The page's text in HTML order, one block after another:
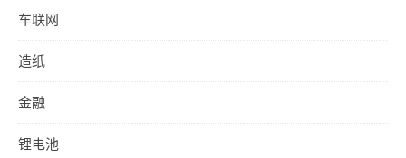
车联网
造纸
金融
锂电池